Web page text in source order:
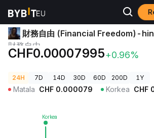
Kryptohinnat 財務自由 (Financial Freedom)-
財務自由 (Financial Freedom)-
財務自由
CHF0.00007995+0.96%
24H 7D 14D 30D 60D 200D 1Y
Matala CHF 0.000079 Korkea CHF